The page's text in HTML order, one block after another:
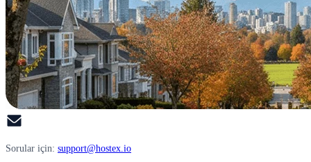
Sorular için: support@hostex.io